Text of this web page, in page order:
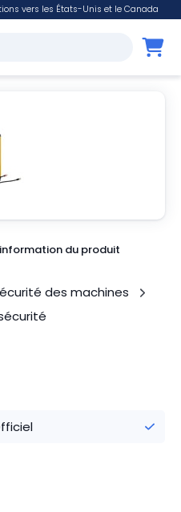
vers les États-Unis et le Canada
du produit
des machines